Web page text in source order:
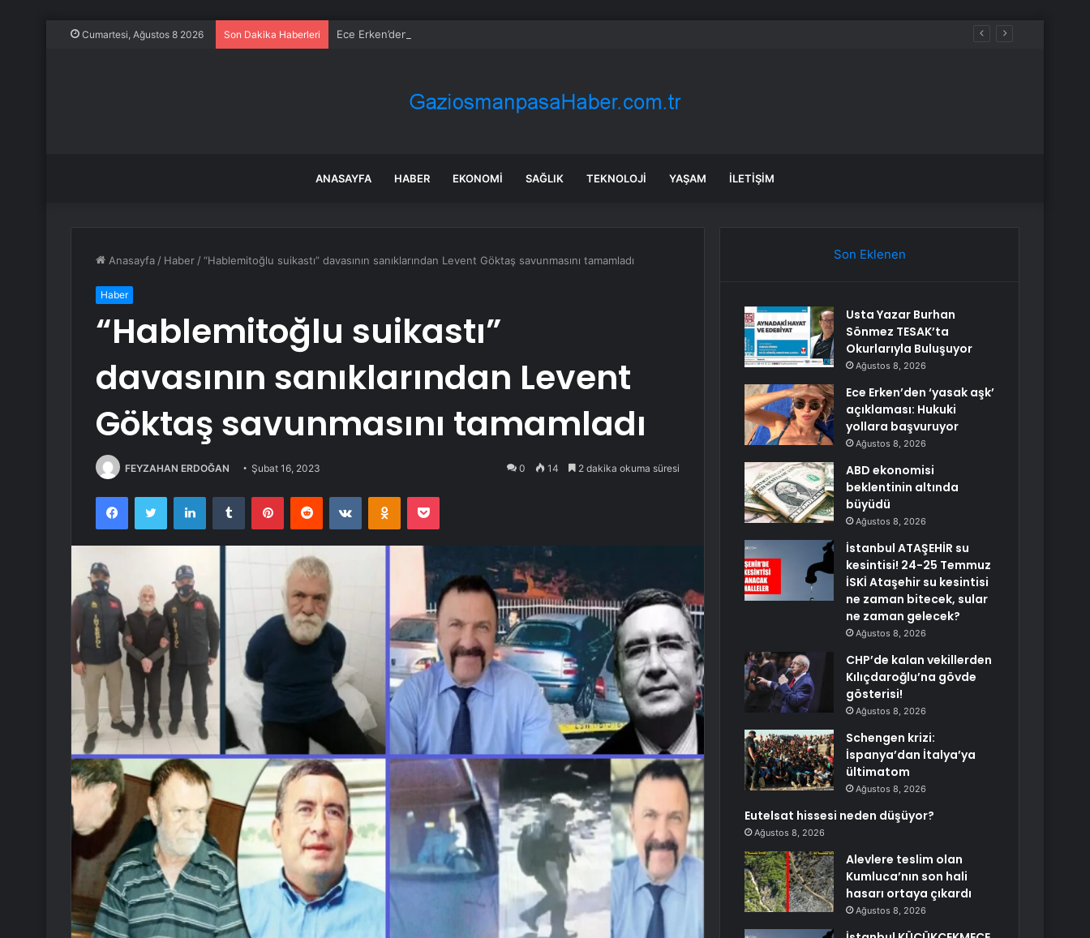
Cumartesi, Ağustos 8 2026 Son Dakika Haberleri Ece Erken’den ‘yasak aşk’ açıklaması: Hukuki yollara başvuruyor
ANASAYFA HABER EKONOMI SAĞLIK TEKNOLOJI YAŞAM İLETIŞIM
Anasayfa / Haber /“Hablemitoğlu suikastı” davasının sanıklarından Levent Göktaş savunmasını tamamladı
Haber
“Hablemitoğlu suikastı”
davasının sanıklarından Levent
Göktaş savunmasını tamamladı
FEYZAHAN ERDOĞAN Şubat 16, 2023 0 14 2 dakika okuma süresi
FacebookTwitter LinkedInTumblr PinterestReddit VKontakteOdnoklassniki
Pocket
Son Eklenen
Usta Yazar Burhan
Sönmez TESAK’ta
Okurlarıyla Buluşuyor
Ağustos 8, 2026
Ece Erken’den ‘yasak aşk’
açıklaması: Hukuki
yollara başvuruyor
Ağustos 8, 2026
ABD ekonomisi
beklentinin altında
büyüdü
Ağustos 8, 2026
İstanbul ATAŞEHİR su
kesintisi! 24-25 Temmuz
İSKİ Ataşehir su kesintisi
ne zaman bitecek, sular
ne zaman gelecek?
Ağustos 8, 2026
CHP’de kalan vekillerden
Kılıçdaroğlu’na gövde
gösterisi!
Ağustos 8, 2026
Schengen krizi:
İspanya’dan İtalya’ya
ültimatom
Ağustos 8, 2026
Eutelsat hissesi neden düşüyor?
Ağustos 8, 2026
Alevlere teslim olan
Kumluca’nın son hali
hasarı ortaya çıkardı
Ağustos 8, 2026